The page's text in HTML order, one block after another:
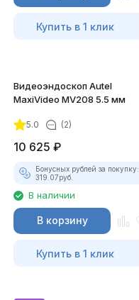
Купить в 1 клик
Видеоэндоскоп Autel
MaxiVideo MV208 5.5 мм
5.0 (2)
10 625 ₽
Бонусных рублей за покупку:
319.07руб.
В наличии
В корзину
Купить в 1 клик